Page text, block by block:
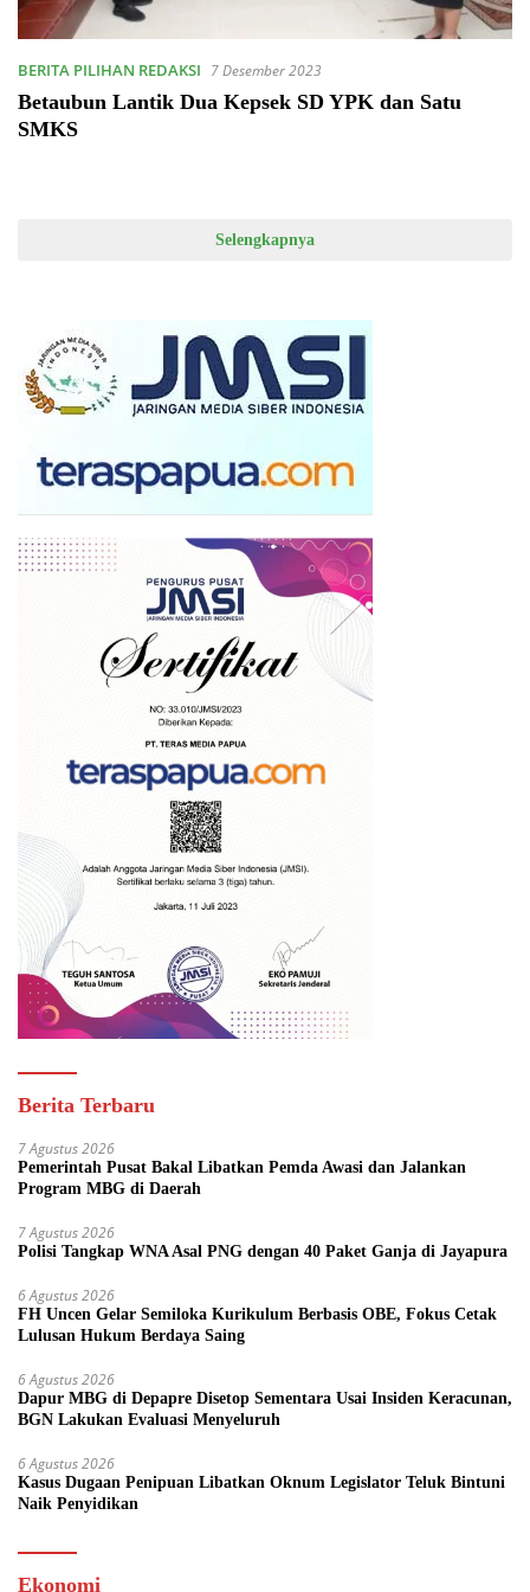
BERITA PILIHAN REDAKSI 7 Desember 2023
Betaubun Lantik Dua Kepsek SD YPK dan Satu
SMKS
Selengkapnya
Berita Terbaru
7 Agustus 2026
Pemerintah Pusat Bakal Libatkan Pemda Awasi dan Jalankan
Program MBG di Daerah
7 Agustus 2026
Polisi Tangkap WNA Asal PNG dengan 40 Paket Ganja di Jayapura
6 Agustus 2026
FH Uncen Gelar Semiloka Kurikulum Berbasis OBE, Fokus Cetak
Lulusan Hukum Berdaya Saing
6 Agustus 2026
Dapur MBG di Depapre Disetop Sementara Usai Insiden Keracunan,
BGN Lakukan Evaluasi Menyeluruh
6 Agustus 2026
Kasus Dugaan Penipuan Libatkan Oknum Legislator Teluk Bintuni
Naik Penyidikan
Ekonomi